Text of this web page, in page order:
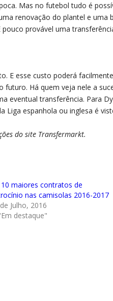
Mas no futebol tudo é
renovação do plantel e uma
provável uma
E esse custo poderá
Há quem veja nele a
eventual transferência. Para
Liga espanhola ou inglesa é
do site Transfermarkt.
maiores contratos de
nas camisolas 2016-2017
Julho, 2016
destaque"